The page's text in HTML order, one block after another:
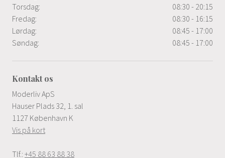
Torsdag:
08:30 - 20:15
Fredag:
08:30 - 16:15
Lørdag:
08:45 - 17:00
Søndag:
08:45 - 17:00
Kontakt os
Moderliv ApS
Hauser Plads 32, 1. sal
1127 København K
Vis på kort
Tlf.: +45 88 63 88 38